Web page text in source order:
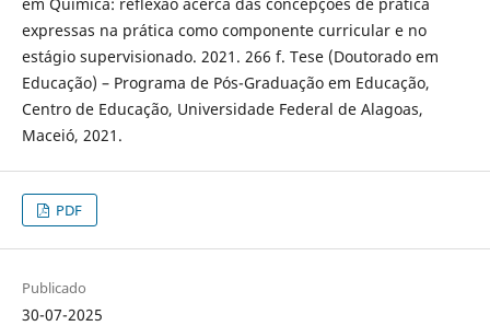
expressas na prática como componente curricular e no
estágio supervisionado. 2021. 266 f. Tese (Doutorado em
Educação) – Programa de Pós-Graduação em Educação,
Centro de Educação, Universidade Federal de Alagoas,
Maceió, 2021.
PDF
Publicado
30-07-2025